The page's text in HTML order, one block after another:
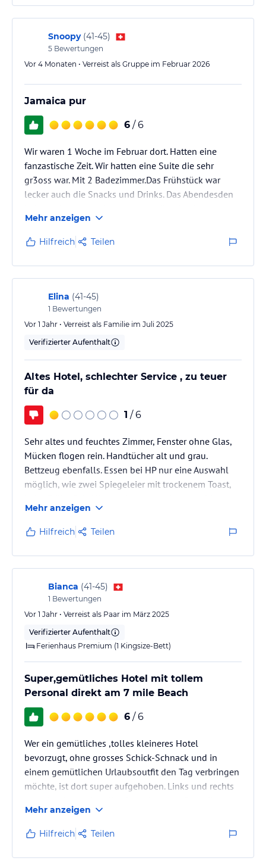
Snoopy (41-45)
5 Bewertungen
Vor 4 Monaten • Verreist als Gruppe im Februar 2026
Jamaica pur
6 / 6
Wir waren 1 Woche im Februar dort. Hatten eine
fanzastische Zeit. Wir hatten eine Suite die sehr
gr3oss war. Mit 2 Badezimmer.Das Frühstück war
lecker auch die Snacks und Drinks. Das Abendesden
Restaurands in der Umgebung.Der Strand ist der
Wahnsinn habe noch nie so etwas schönes gsehn
Mehr anzeigen
Hilfreich Teilen
Elina (41-45)
1 Bewertungen
Vor 1 Jahr • Verreist als Familie im Juli 2025
Verifizierter Aufenthalt
Altes Hotel, schlechter Service , zu teuer
für da
1 / 6
Sehr altes und feuchtes Zimmer, Fenster ohne Glas,
Mücken flogen rein. Handtücher alt und grau.
Bettzeug ebenfalls. Essen bei HP nur eine Auswahl
möglich, wie zwei Spiegeleier mit trockenem Toast,
werden. Wenn man sich vorher eine Tasse Kaffee
geholt hat und später zum Frühstück kam, wollte
man die Kaffeekanne dann extra berechnen. Am
Abend ebenfalls nur eine Auswahl an Essen, wie
chicken Wings mit Pommes oder wrap. Essens immer
durchgehend scharf und nichts besonderes.…
Mehr anzeigen
Hilfreich Teilen
Bianca (41-45)
1 Bewertungen
Vor 1 Jahr • Verreist als Paar im März 2025
Verifizierter Aufenthalt
Ferienhaus Premium (1 Kingsize-Bett)
Super,gemütliches Hotel mit tollem
Personal direkt am 7 mile Beach
6 / 6
Wer ein gemütliches ,tolles kleineres Hotel
bevorzugt, ohne grosses Schick-Schnack und in
einem gemütlichen Urlaubsoutfit den Tag verbringen
möchte, ist dort super aufgehoben. Links und rechts
und super Personal . Bitte dort buchen. Waren sehr
zufrieden. Danke dafür
Mehr anzeigen
Hilfreich Teilen